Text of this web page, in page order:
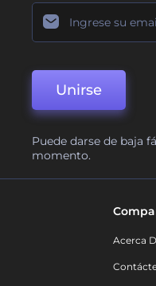
Unirse
Puede darse de baja
momento.
Acerca